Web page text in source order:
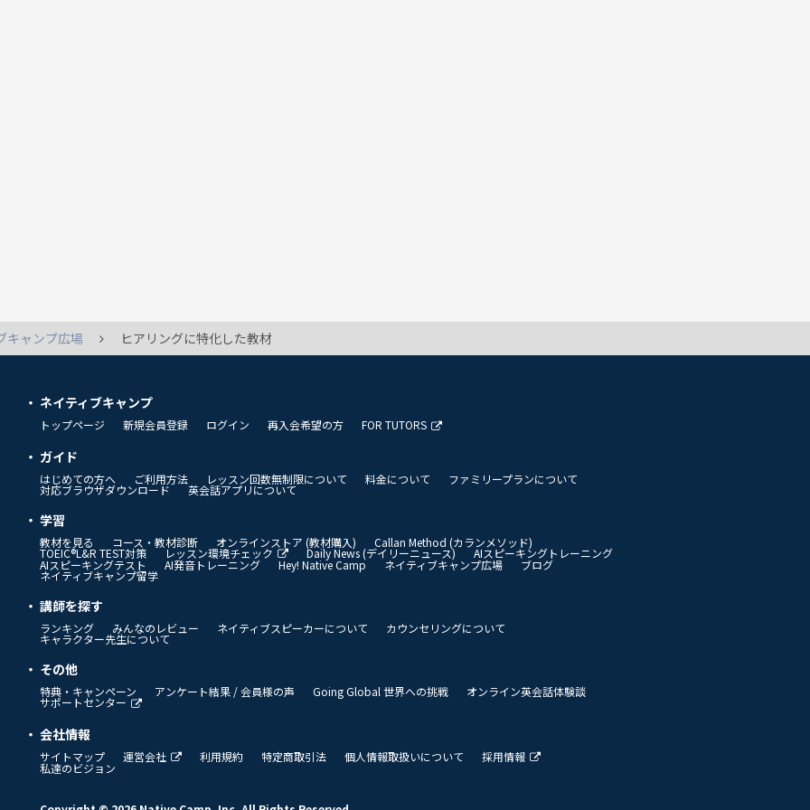
キャンプ広場 ヒアリングに特化した教材
ネイティブキャンプ
トップページ 新規会員登録 ログイン 再入会希望の方 FOR TUTORS
ガイド
はじめての方へ ご利用方法 レッスン回数無制限について 料金について ファミリープランについて
対応ブラウザダウンロード 英会話アプリについて
学習
教材を見る コース・教材診断 オンラインストア (教材購入) Callan Method (カランメソッド)
TOEIC®L&R TEST対策 レッスン環境チェック Daily News (デイリーニュース)
AIスピーキングトレーニング
AIスピーキングテスト
AI発音トレーニング Hey! Native Camp ネイティブキャンプ広場 ブログ
ネイティブキャンプ留学
講師を探す
ランキング みんなのレビュー ネイティブスピーカーについて カウンセリングについて
キャラクター先生について
その他
特典・キャンペーン アンケート結果 / 会員様の声 Going Global 世界への挑戦 オンライン英会話体験談
サポートセンター
会社情報
サイトマップ 運営会社 利用規約 特定商取引法 個人情報取扱いについて 採用情報
私達のビジョン